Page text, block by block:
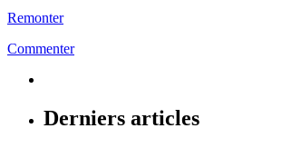
Remonter
Commenter
Derniers articles